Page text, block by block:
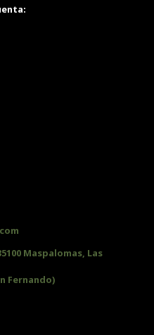
Maspalomas, Las
Fernando)